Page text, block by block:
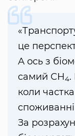
це
А ось з
самий СН4.
коли
За